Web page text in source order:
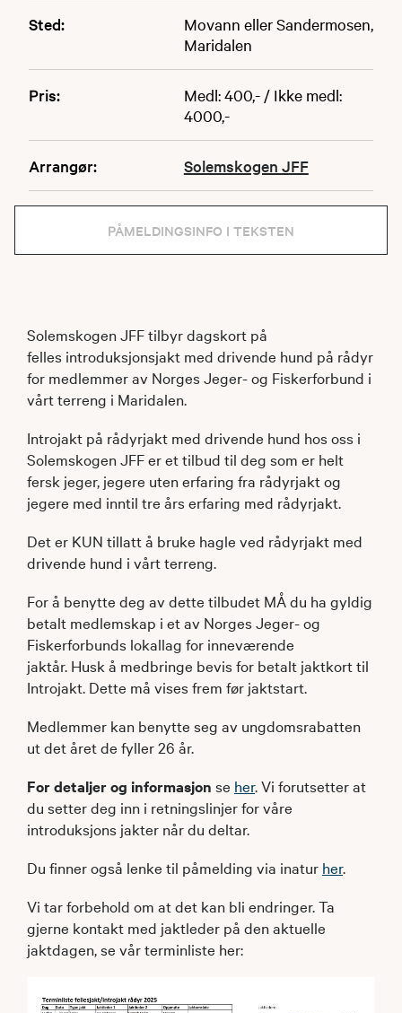
Sted:
Movann eller Sandermosen,
Maridalen
Pris:
Medl: 400,- / Ikke medl:
4000,-
Arrangør: Solemskogen JFF
PÅMELDINGSINFO I TEKSTEN
Solemskogen JFF tilbyr dagskort på
felles introduksjonsjakt med drivende hund på rådyr
for medlemmer av Norges Jeger- og Fiskerforbund i
vårt terreng i Maridalen.
Introjakt på rådyrjakt med drivende hund hos oss i
Solemskogen JFF er et tilbud til deg som er helt
fersk jeger, jegere uten erfaring fra rådyrjakt og
jegere med inntil tre års erfaring med rådyrjakt.
Det er KUN tillatt å bruke hagle ved rådyrjakt med
drivende hund i vårt terreng.
For å benytte deg av dette tilbudet MÅ du ha gyldig
betalt medlemskap i et av Norges Jeger- og
Fiskerforbunds lokallag for inneværende
jaktår. Husk å medbringe bevis for betalt jaktkort til
Introjakt. Dette må vises frem før jaktstart.
Medlemmer kan benytte seg av ungdomsrabatten
ut det året de fyller 26 år.
For detaljer og informasjon se her. Vi forutsetter at
du setter deg inn i retningslinjer for våre
introduksjons jakter når du deltar.
Du finner også lenke til påmelding via inatur her.
Vi tar forbehold om at det kan bli endringer. Ta
gjerne kontakt med jaktleder på den aktuelle
jaktdagen, se vår terminliste her: